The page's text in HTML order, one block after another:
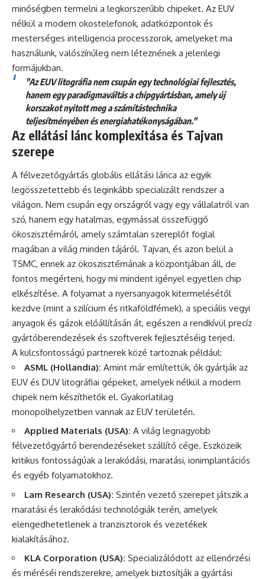
minőségben termelni a legkorszerűbb chipeket. Az EUV
nélkül a modern okostelefonok, adatközpontok és
mesterséges intelligencia processzorok, amelyeket ma
használunk, valószínűleg nem léteznének a jelenlegi
formájukban.
"Az EUV litográfia nem csupán egy technológiai fejlesztés,
hanem egy paradigmaváltás a chipgyártásban, amely új
korszakot nyitott meg a számítástechnika
teljesítményében és energiahatékonyságában."
Az ellátási lánc komplexitása és Tajvan
szerepe
A félvezetőgyártás globális ellátási lánca az egyik
legösszetettebb és leginkább specializált rendszer a
világon. Nem csupán egy országról vagy egy vállalatról van
szó, hanem egy hatalmas, egymással összefüggő
ökoszisztémáról, amely számtalan szereplőt foglal
magában a világ minden tájáról. Tajvan, és azon belül a
TSMC, ennek az ökoszisztémának a központjában áll, de
fontos megérteni, hogy mi mindent igényel egyetlen chip
elkészítése. A folyamat a nyersanyagok kitermelésétől
kezdve (mint a szilícium és ritkaföldfémek), a speciális vegyi
anyagok és gázok előállításán át, egészen a rendkívül precíz
gyártóberendezések és szoftverek fejlesztéséig terjed.
A kulcsfontosságú partnerek közé tartoznak például:
ASML (Hollandia): Amint már említettük, ők gyártják az
EUV és DUV litográfiai gépeket, amelyek nélkül a modern
chipek nem készíthetők el. Gyakorlatilag
monopolhelyzetben vannak az EUV területén.
Applied Materials (USA): A világ legnagyobb
félvezetőgyártó berendezéseket szállító cége. Eszközeik
kritikus fontosságúak a lerakódási, maratási, ionimplantációs
és egyéb folyamatokhoz.
Lam Research (USA): Szintén vezető szerepet játszik a
maratási és lerakódási technológiák terén, amelyek
elengedhetetlenek a tranzisztorok és vezetékek
kialakításához.
KLA Corporation (USA): Specializálódott az ellenőrzési
és méréséi rendszerekre, amelyek biztosítják a gyártási